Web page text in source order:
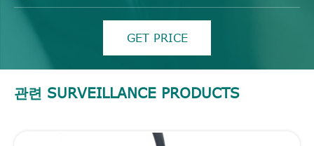
GET PRICE
관련 SURVEILLANCE PRODUCTS